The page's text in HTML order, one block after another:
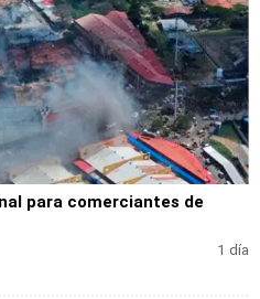
para comerciantes de
1 día